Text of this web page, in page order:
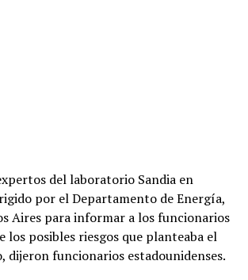
del laboratorio Sandia en
por el Departamento de Energía,
Aires para informar a los funcionarios
los posibles riesgos que planteaba el
dijeron funcionarios estadounidenses.